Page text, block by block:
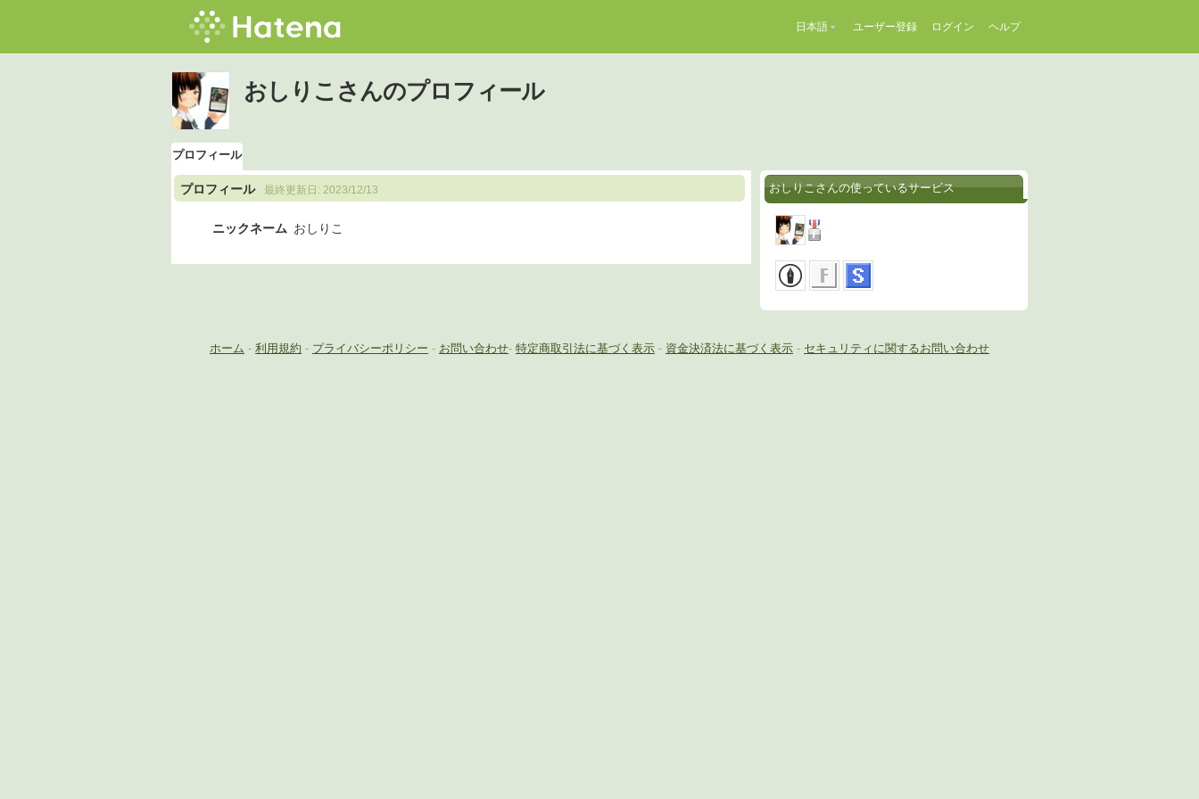
日本語 ユーザー登録 ログイン ヘルプ
おしりこさんのプロフィール
プロフィール
プロフィール 最終更新日: 2023/12/13
ニックネーム おしりこ
おしりこさんの使っているサービス
ホーム - 利用規約 - プライバシーポリシー - お問い合わせ- 特定商取引法に基づく表示 - 資金決済法に基づく表示 - セキュリティに関するお問い合わせ